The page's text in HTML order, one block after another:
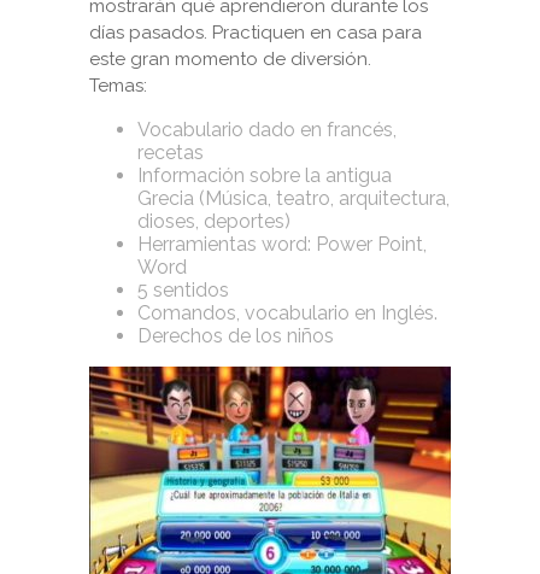
mostrarán qué aprendieron durante los
días pasados. Practiquen en casa para
este gran momento de diversión.
Temas:
Vocabulario dado en francés,
recetas
Información sobre la antigua
Grecia (Música, teatro, arquitectura,
dioses, deportes)
Herramientas word: Power Point,
Word
5 sentidos
Comandos, vocabulario en Inglés.
Derechos de los niños